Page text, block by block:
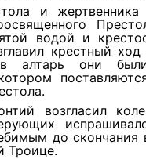
и
водой и
крестный
алтарь они
возгласил
до скончания
Троице.